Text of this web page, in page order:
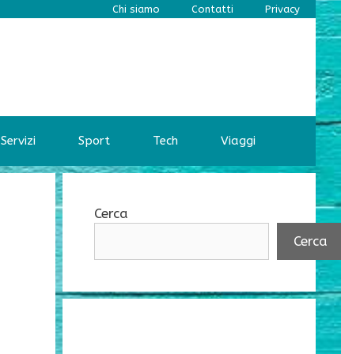
Chi siamo Contatti Privacy
Servizi Sport Tech Viaggi
Cerca
Cerca